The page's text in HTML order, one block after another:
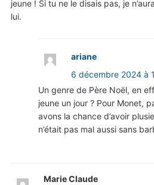
jeune ! Si tu ne le disais pas, je
lui.
ariane
6 décembre 2024 à
Un genre de Père Noël, en
jeune un jour ? Pour Monet,
avons la chance d’avoir
n’était pas mal aussi sans
Marie Claude